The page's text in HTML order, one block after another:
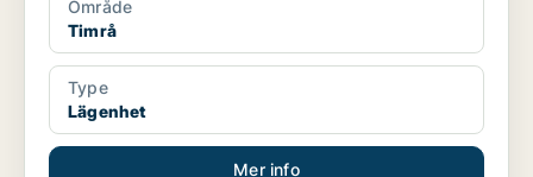
Område
Timrå
Type
Lägenhet
Mer info